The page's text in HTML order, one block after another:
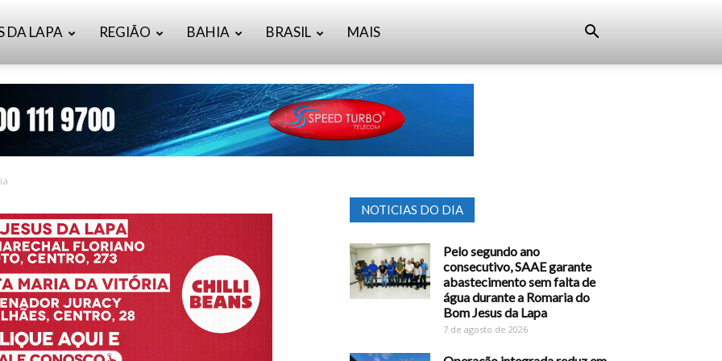
DA LAPA REGIÃO BAHIA BRASIL MAIS
NOTICIAS DO DIA
Pelo segundo ano
consecutivo, SAAE garante
abastecimento sem falta de
água durante a Romaria do
Bom Jesus da Lapa
7 de agosto de 2026